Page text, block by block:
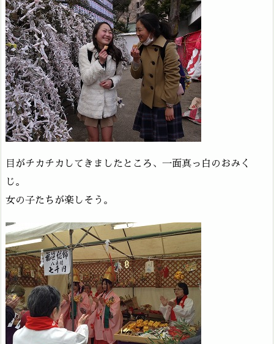
目がチカチカしてきましたところ、一面真っ白のおみく
じ。
女の子たちが楽しそう。